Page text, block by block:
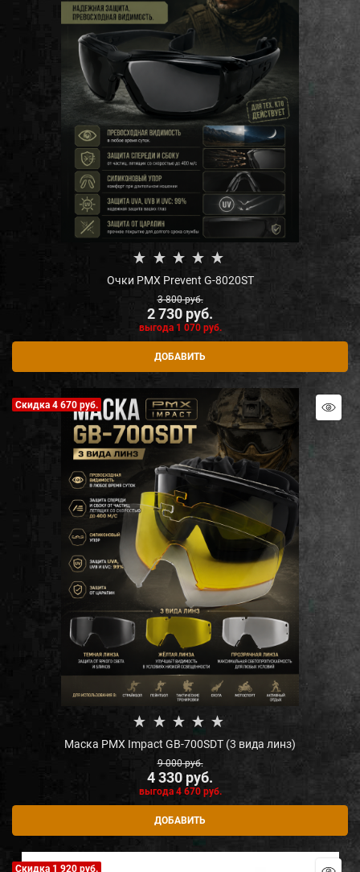
Очки PMX Prevent G-8020ST
3 800 руб.
2 730 руб.
выгода 1 070 руб.
ДОБАВИТЬ
Скидка 4 670 руб.
Маска PMX Impact GB-700SDT (3 вида линз)
9 000 руб.
4 330 руб.
выгода 4 670 руб.
ДОБАВИТЬ
Скидка 1 920 руб.